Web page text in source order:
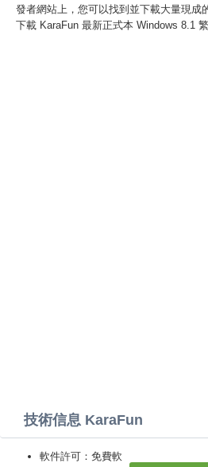
發者網站上，您可以找到並下載大量現成
下載 KaraFun 最新正式本 Windows 8.1 繁
技術信息 KaraFun
軟件許可：免費軟